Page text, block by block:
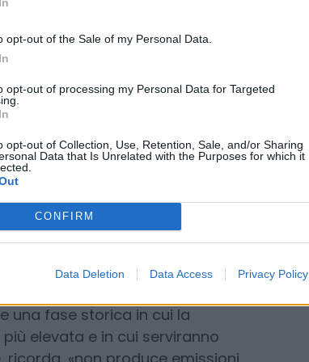
opt-out of the Sale of my Personal Data.
opt-out of processing my Personal Data for Targeted
opt-out of Collection, Use, Retention, Sale, and/or Sharing
Data that Is Unrelated with the Purposes for which it
CONFIRM
Data Deletion Data Access Privacy Policy
il nucleare del Novecento, ma
inferiore a 300
in fabbrica e assemblati
Secondo i dati industriali
risultano notevolmente più
realizzazione, rispetto ai
La vita utile resta
Il principale
. Molti dei progetti oggi in
in assenza di alimentazione
dellanuova strategia italiana